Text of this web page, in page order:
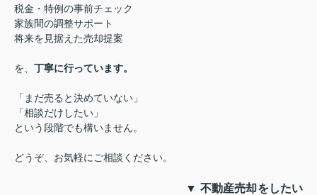
税金・特例の事前チェック
家族間の調整サポート
将来を見据えた売却提案
を、 丁寧に行っています。
「まだ売ると決めていない」
「相談だけしたい」
という段階でも構いません。
どうぞ、お気軽にご相談ください。
▼ 不動産売却をしたい